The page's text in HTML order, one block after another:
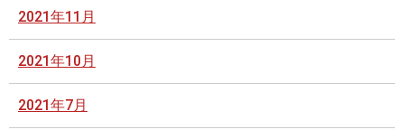
2021年11月
2021年10月
2021年7月